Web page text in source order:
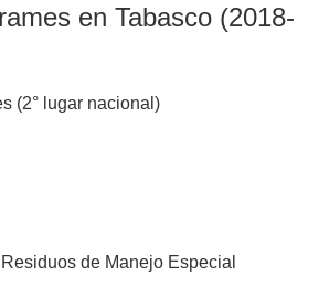
en Tabasco (2018-
(2° lugar nacional)
de Manejo Especial